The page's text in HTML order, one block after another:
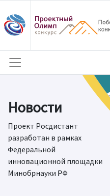
Новости
Проект Росдистант
разработан в рамках
Федеральной
инновационной площадки
Минобрнауки РФ